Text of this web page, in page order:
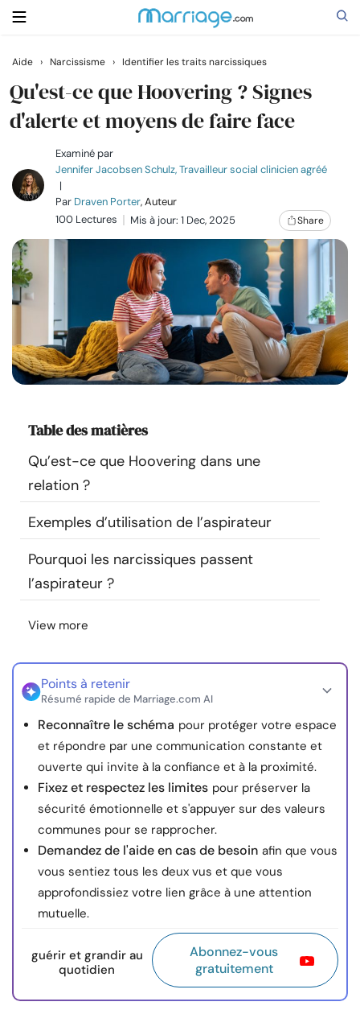
Rechercher
Se marier
Relations
Famille
Aide
Cours
Ressources
Communauté
Trouver un thérapeute
Langue
À propos de nous Contact
nous
© Copyright 2026. Tous droits réservés.
Aide › Narcissisme › Identifier les traits narcissiques
Qu'est-ce que Hoovering ? Signes
d'alerte et moyens de faire face
Examiné par
Jennifer Jacobsen Schulz, Travailleur social clinicien agréé
|
Par Draven Porter, Auteur
100 Lectures
Mis à jour: 1 Dec, 2025 Share
Table des matières
Qu’est-ce que Hoovering dans une
relation ?
Exemples d’utilisation de l’aspirateur
Pourquoi les narcissiques passent
l’aspirateur ?
View more
Points à retenir
Résumé rapide de Marriage.com AI
Reconnaître le schéma pour protéger votre espace
et répondre par une communication constante et
ouverte qui invite à la confiance et à la proximité.
Fixez et respectez les limites pour préserver la
sécurité émotionnelle et s'appuyer sur des valeurs
communes pour se rapprocher.
Demandez de l'aide en cas de besoin afin que vous
vous sentiez tous les deux vus et que vous
approfondissiez votre lien grâce à une attention
mutuelle.
guérir et grandir au
quotidien
Abonnez-vous
gratuitement